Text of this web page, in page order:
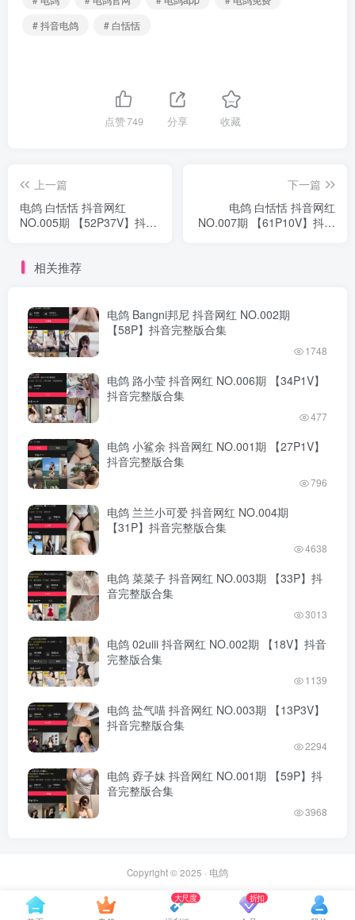
# 抖音电鸽
# 白恬恬
点赞749 分享 收藏
上一篇
电鸽 白恬恬 抖音网红
NO.005期 【52P37V】抖音
下一篇
电鸽 白恬恬 抖音网红
NO.007期 【61P10V】抖音
相关推荐
电鸽 Bangni邦尼 抖音网红 NO.002期
【58P】抖音完整版合集
1748
电鸽 路小莹 抖音网红 NO.006期 【34P1V】
抖音完整版合集
477
电鸽 小鲨余 抖音网红 NO.001期 【27P1V】
抖音完整版合集
796
电鸽 兰兰小可爱 抖音网红 NO.004期
【31P】抖音完整版合集
4638
电鸽 菜菜子 抖音网红 NO.003期 【33P】抖
音完整版合集
3013
电鸽 02uiii 抖音网红 NO.002期 【18V】抖音
完整版合集
1139
电鸽 盐气喵 抖音网红 NO.003期 【13P3V】
抖音完整版合集
2294
电鸽 孬子妹 抖音网红 NO.001期 【59P】抖
音完整版合集
3968
Copyright © 2025 · 电鸽
大尺度 折扣